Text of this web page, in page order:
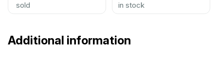
sold
in stock
Additional information